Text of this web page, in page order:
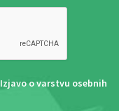
Izjavo o varstvu osebnih